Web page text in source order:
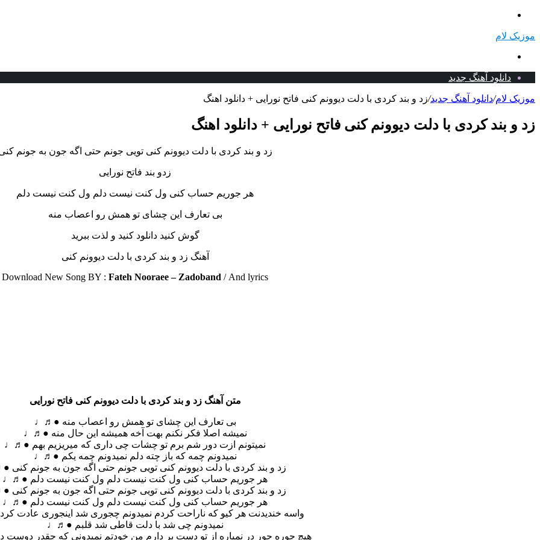
موزیک لام
دانلود آهنگ جدید
موزیک لام/دانلود آهنگ جدید/زد و بند کردی با دلت دیوونم کنی فاتح نورایی + دانلود اهنگ
زد و بند کردی با دلت دیوونم کنی فاتح نورایی + دانلود اهنگ
زد و بند کردی با دلت دیوونم کنی تویی جونم حتی اگه جون به جونم
زدو بند فاتح نورایی
هر جوریم حساب کنی ول کنت نیست دلم ول کنت نیست دلم
بی تعارف این چشای تو همش رو اعصاب منه
گوش کنید دانلود کنید و لذت ببرید
آهنگ زد و بند کردی با دلت دیوونم کنی
Download New Song BY : Fateh Nooraee – Zadoband / And lyrics
متن آهنگ زد و بند کردی با دلت دیوونم کنی فاتح نورایی
بی تعارف این چشای تو همش رو اعصاب منه ●♬♩
نمیشه اصلا فکر نکنم بهت آخه همیشه این حال منه ●♬♩
نمیتونم ازت دور شم برم تو چشات چی داری که میریزیم بهم ●♬♩
نمیدونم چمه که باز چته دلم نمیدونم چمه یکم ●♬♩
زد و بند کردی با دلت دیوونم کنی تویی جونم حتی اگه جون به جونم کنی
هر جوریم حساب کنی ول کنت نیست دلم ول کنت نیست دلم ●♬♩
زد و بند کردی با دلت دیوونم کنی تویی جونم حتی اگه جون به جونم کنی
هر جوریم حساب کنی ول کنت نیست دلم ول کنت نیست دلم ●♬♩
واسه خندیدنت هر کیو که ناراحت کردم نمیدونم چجوری شد اینجوری عادت
نمیدونم چی شد با دلت قاطی شد قلبم ●♬♩
هیچ جوره جور در نمیاره از تو دست بر دارم من خودتم نمیدونی که چقدر